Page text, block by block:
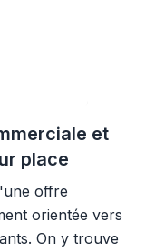
et
place
offre
orientée vers
On y trouve